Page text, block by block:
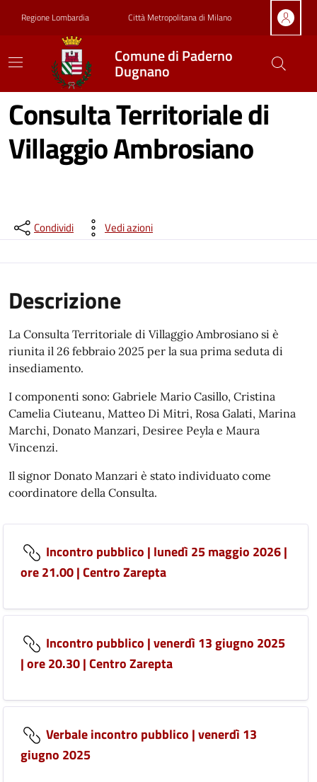
Regione Lombardia Città Metropolitana di Milano
Comune di Paderno
Dugnano
Consulta Territoriale di
Villaggio Ambrosiano
Condividi Vedi azioni
Descrizione
La Consulta Territoriale di Villaggio Ambrosiano si è
riunita il 26 febbraio 2025 per la sua prima seduta di
insediamento.
I componenti sono: Gabriele Mario Casillo, Cristina
Camelia Ciuteanu, Matteo Di Mitri, Rosa Galati, Marina
Marchi, Donato Manzari, Desiree Peyla e Maura
Vincenzi.
Il signor Donato Manzari è stato individuato come
coordinatore della Consulta.
Incontro pubblico | lunedì 25 maggio 2026 |
ore 21.00 | Centro Zarepta
Incontro pubblico | venerdì 13 giugno 2025
| ore 20.30 | Centro Zarepta
Verbale incontro pubblico | venerdì 13
giugno 2025